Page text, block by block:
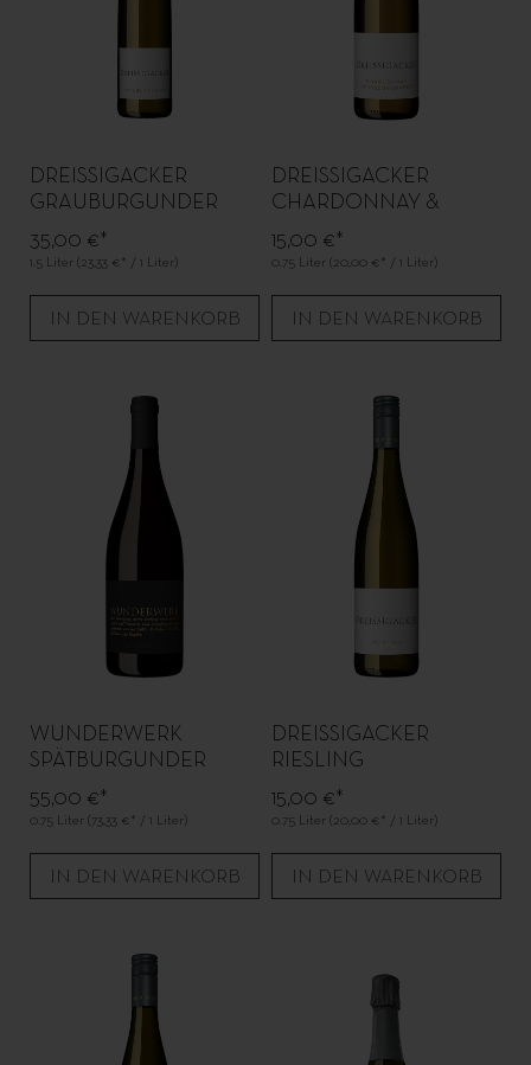
DREISSIGACKER
GRAUBURGUNDER
MAGNUM
35,00 €*
1.5 Liter (23,33 €* / 1 Liter)
IN DEN WARENKORB
DREISSIGACKER
CHARDONNAY &
WEISSBURGUNDER
15,00 €*
0.75 Liter (20,00 €* / 1 Liter)
IN DEN WARENKORB
WUNDERWERK
SPÄTBURGUNDER
55,00 €*
0.75 Liter (73,33 €* / 1 Liter)
IN DEN WARENKORB
DREISSIGACKER
RIESLING
15,00 €*
0.75 Liter (20,00 €* / 1 Liter)
IN DEN WARENKORB